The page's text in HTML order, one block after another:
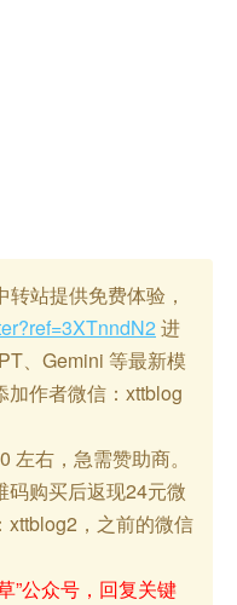
转站提供免费体验，
进
、Gemini 等最新模
加作者微信：xttblog
右，急需赞助商。
码购买后返现24元微
xttblog2，之前的微信
”公众号，回复关键